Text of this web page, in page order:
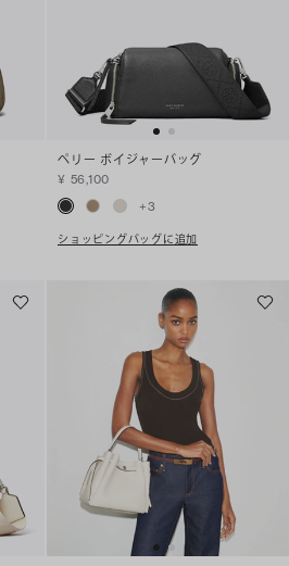
ペリー ボイジャーバッグ
¥ 56,100
+3
ショッピングバッグに追加